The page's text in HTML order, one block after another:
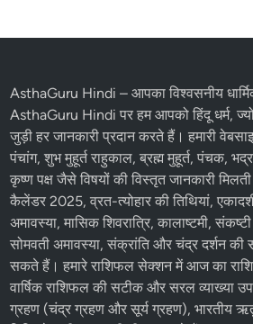
📜 संवत्सर:विक्रम 2083, शक 1948,
📚 मास:अमांत Shravana, पूर्णिमांत
⬅️ पिछला दिन
Powered by your Astha